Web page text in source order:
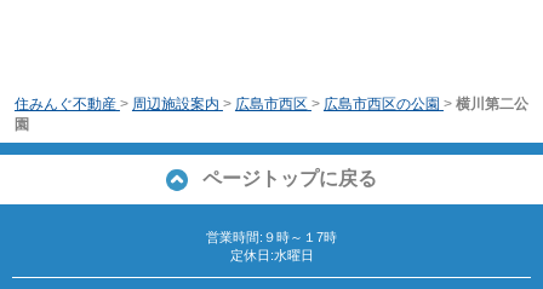
住みんぐ不動産 > 周辺施設案内 > 広島市西区 > 広島市西区の公園 > 横川第二公
園
ページトップに戻る
営業時間:９時～１7時
定休日:水曜日